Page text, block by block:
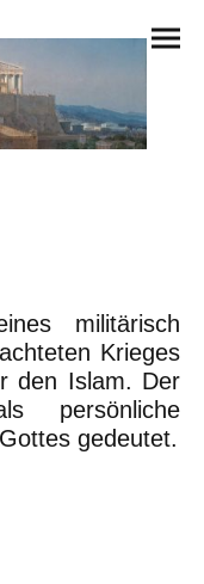
militärisch
Krieges
den Islam. Der
persönliche
gedeutet.